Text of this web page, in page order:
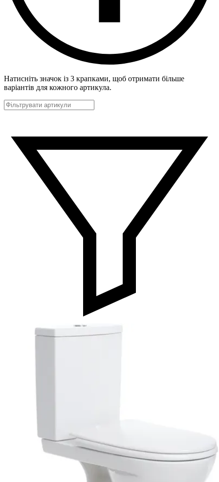
Натисніть значок із 3 крапками, щоб отримати більше
варіантів для кожного артикула.